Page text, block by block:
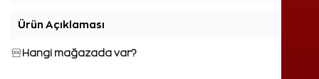
Ürün Açıklaması
Hangi mağazada var?